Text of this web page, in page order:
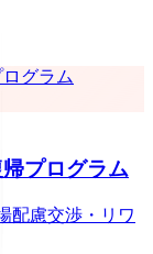
プログラム
配慮交渉・リワ